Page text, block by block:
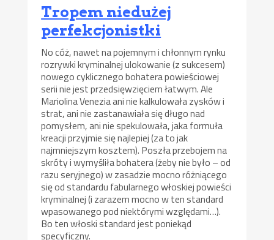
Tropem niedużej
perfekcjonistki
No cóż, nawet na pojemnym i chłonnym rynku
rozrywki kryminalnej ulokowanie (z sukcesem)
nowego cyklicznego bohatera powieściowej
serii nie jest przedsięwzięciem łatwym. Ale
Mariolina Venezia ani nie kalkulowała zysków i
strat, ani nie zastanawiała się długo nad
pomysłem, ani nie spekulowała, jaka formuła
kreacji przyjmie się najlepiej (za to jak
najmniejszym kosztem). Poszła przebojem na
skróty i wymyśliła bohatera (żeby nie było – od
razu seryjnego) w zasadzie mocno różniącego
się od standardu fabularnego włoskiej powieści
kryminalnej (i zarazem mocno w ten standard
wpasowanego pod niektórymi względami…).
Bo ten włoski standard jest poniekąd
specyficzny.